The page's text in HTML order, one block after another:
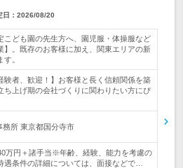
： 2026/08/20
こども園の先生方へ、園児服・体操服など
】。既存のお客様に加え、関東エリアの新
。
験者、歓迎！】お客様と長く信頼関係を築
ち上げ期の会社づくりに関わりたい方にぴ
務所 東京都国分寺市
万円＋諸手当※年齢、経験、能力を考慮の
遇条件の詳細については、面接などで…